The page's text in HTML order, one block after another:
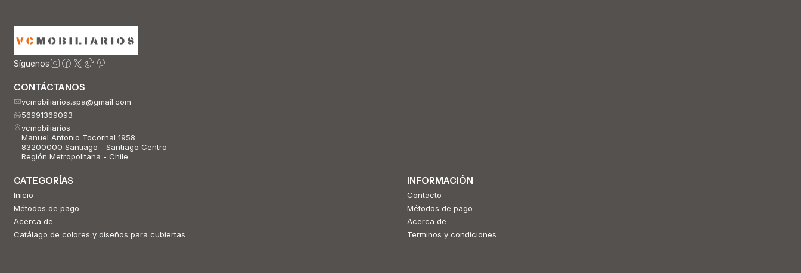
Síguenos
CONTÁCTANOS
vcmobiliarios.spa@gmail.com
56991369093
vcmobiliarios
Manuel Antonio Tocornal 1958
83200000 Santiago - Santiago Centro
Región Metropolitana - Chile
CATEGORÍAS
Inicio
Métodos de pago
Acerca de
Catálago de colores y diseños para cubiertas
INFORMACIÓN
Contacto
Métodos de pago
Acerca de
Terminos y condiciones